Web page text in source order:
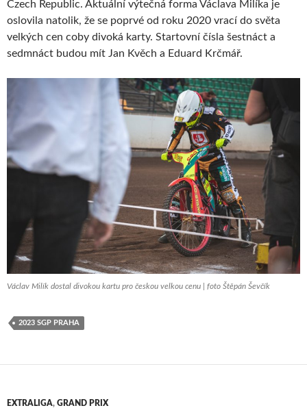
Czech Republic. Aktuální výtečná forma Václava Milíka je
oslovila natolik, že se poprvé od roku 2020 vrací do světa
velkých cen coby divoká karty. Startovní čísla šestnáct a
sedmnáct budou mít Jan Kvěch a Eduard Krčmář.
Václav Milík dostal divokou kartu pro českou velkou cenu | foto Štěpán Ševčík
2023 SGP PRAHA
EXTRALIGA, GRAND PRIX